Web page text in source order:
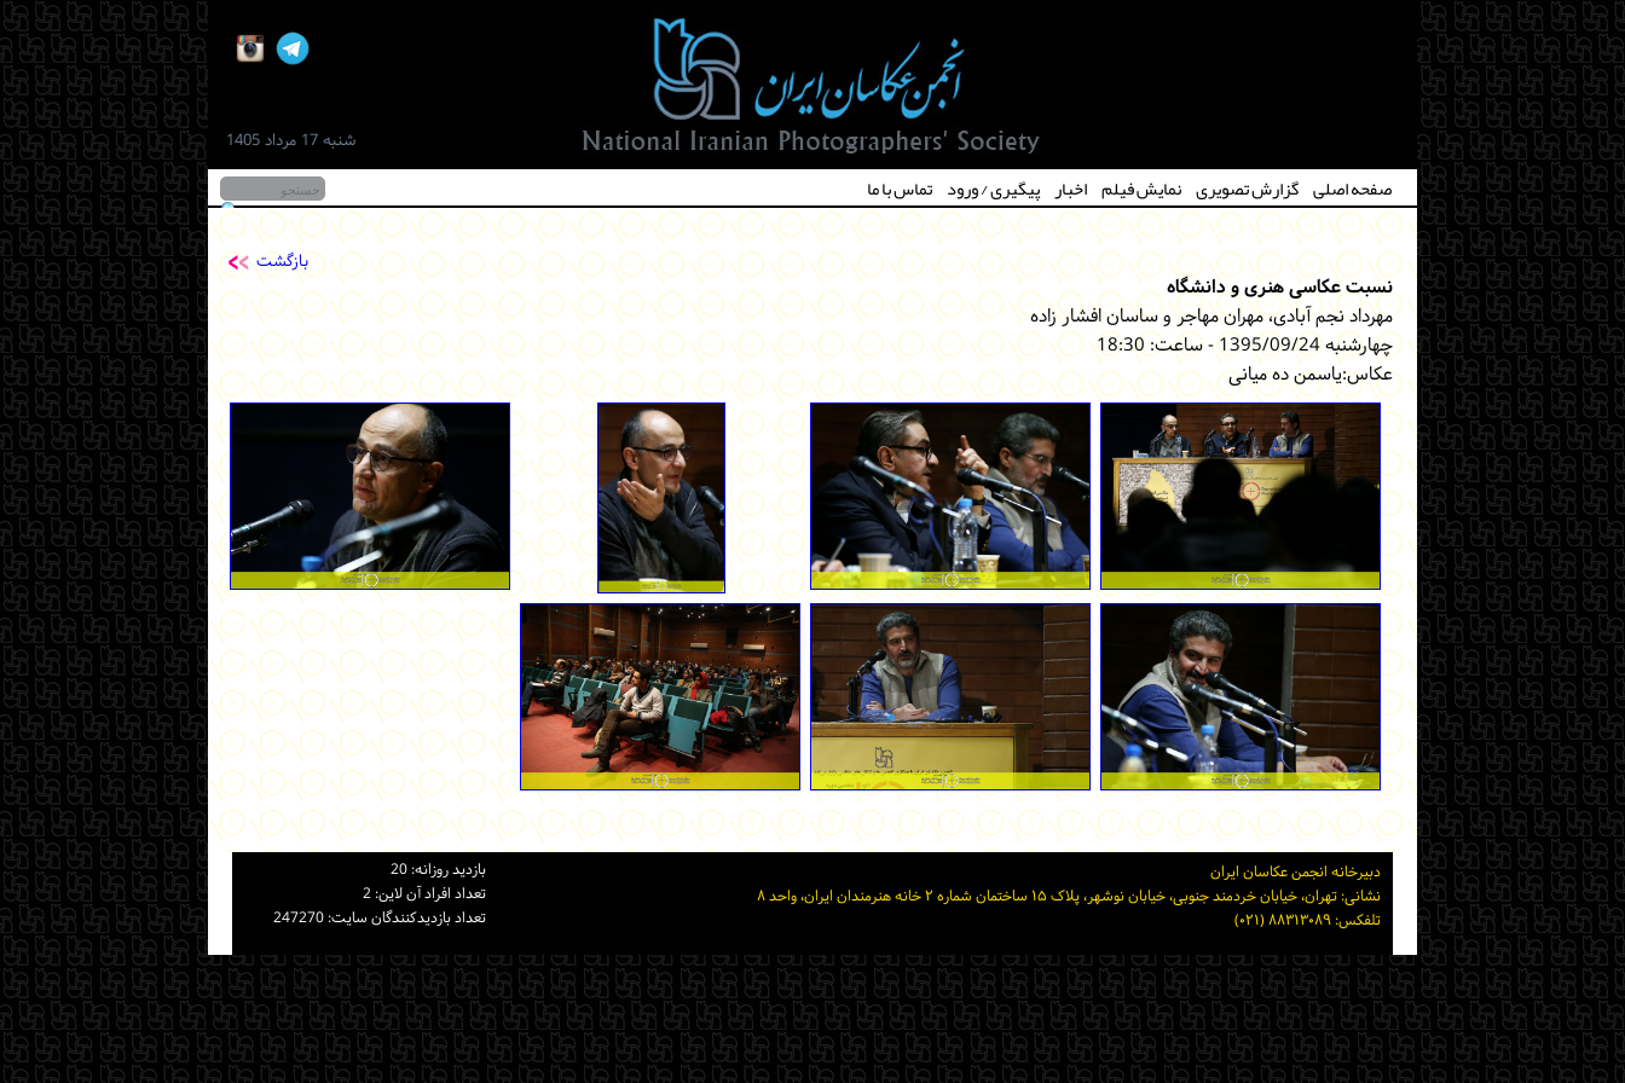
شنبه 17 مرداد 1405
صفحه اصلی گزارش تصویری نمایش فیلم اخبار پیگیری / ورود تماس با ما
بازگشت
نسبت عکاسی هنری و دانشگاه
مهرداد نجم آبادی، مهران مهاجر و ساسان افشار زاده
چهارشنبه 1395/09/24 - ساعت: 18:30
عکاس:یاسمن ده میانی
بازديد روزانه: 20
تعداد افراد آن لاين: 2
تعداد بازديدكنندگان سايت: 247270
دبیرخانه انجمن عکاسان ایران
نشانی: تهران، خیابان خردمند جنوبی، خیابان نوشهر، پلاک ۱۵ ساختمان شماره ۲ خانه هنرمندان ایران، واحد ۸
تلفکس: ۸۸۳۱۳۰۸۹ (۰۲۱)